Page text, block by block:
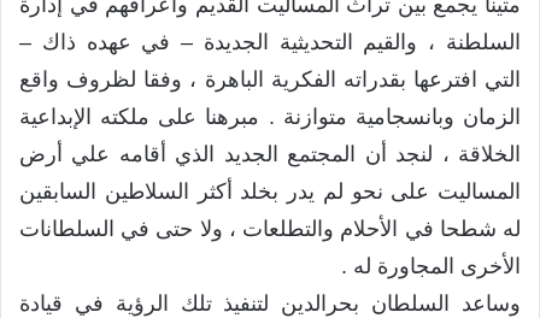
متينا يجمع بين تراث المساليت القديم وأعرافهم في إدارة
السلطنة ، والقيم التحديثية الجديدة – في عهده ذاك –
التي افترعها بقدراته الفكرية الباهرة ، وفقا لظروف واقع
الزمان وبانسجامية متوازنة . مبرهنا على ملكته الإبداعية
الخلاقة ، لنجد أن المجتمع الجديد الذي أقامه علي أرض
المساليت على نحو لم يدر بخلد أكثر السلاطين السابقين
له شطحا في الأحلام والتطلعات ، ولا حتى في السلطانات
الأخرى المجاورة له .
وساعد السلطان بحرالدين لتنفيذ تلك الرؤية في قيادة